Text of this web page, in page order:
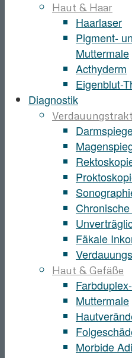
Haut & Haar
Haarlaser
Pigment-
Muttermale
Acthyderm
Eigenblut-
Diagnostik
Verdauungstrakt
Fäkale
Haut & Gefäße
Muttermale
Morbide